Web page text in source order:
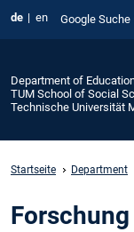
de en Google Suche
Department of
TUM School of Social
Technische Universität
Startseite Department
Forschung